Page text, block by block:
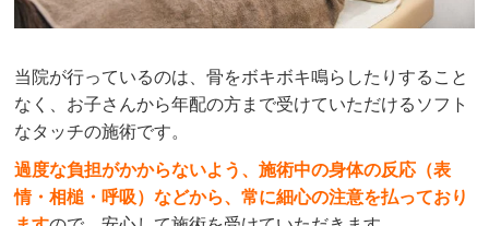
当院が行っているのは、骨をボキボキ鳴らしたりすること
なく、お子さんから年配の方まで受けていただけるソフト
なタッチの施術です。
過度な負担がかからないよう、施術中の身体の反応（表
情・相槌・呼吸）などから、常に細心の注意を払っており